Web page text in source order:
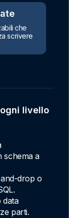
che
scrivere
livello
schema a
drop o
data
parti.